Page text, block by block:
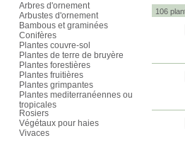
Arbres d'ornement
Arbustes d'ornement
Bambous et graminées
Conifères
Plantes couvre-sol
Plantes de terre de bruyère
Plantes forestières
Plantes fruitières
Plantes grimpantes
Plantes mediterranéennes ou
tropicales
Rosiers
Végétaux pour haies
Vivaces
106